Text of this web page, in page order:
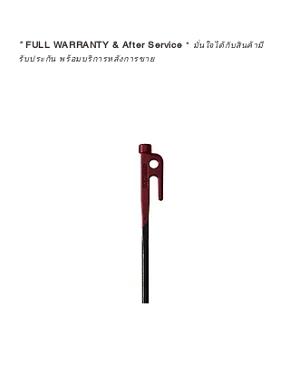
ในอุปกรณ์ที่คุณรัก มีคุณค่าอย่าง
เพื่อให้คุณได้รับทั้งสินค้า และ
ประสบการณ์ที่สมบูรณ์แบบในระยะ
อ่านต่อเรื่องการรับประกันสินค้าได้
https://www.campstudio.co.th/
*FULL WARRANTY & After Service * มั่นใจได้กับสินค้ามี
รับประกัน พร้อมบริการหลังการขาย